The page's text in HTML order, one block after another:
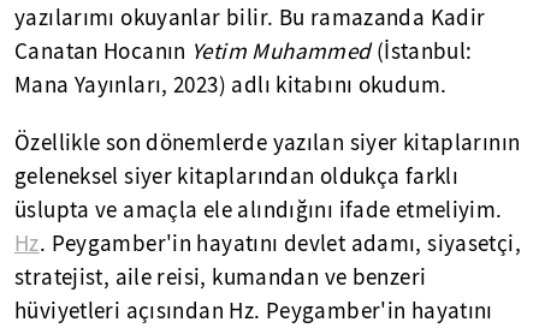
yazılarımı okuyanlar bilir. Bu ramazanda Kadir
Canatan Hocanın Yetim Muhammed(İstanbul:
Mana Yayınları, 2023) adlı kitabını okudum.
Özellikle son dönemlerde yazılan siyer kitaplarının
geleneksel siyer kitaplarından oldukça farklı
üslupta ve amaçla ele alındığını ifade etmeliyim.
Hz. Peygamber'in hayatını devlet adamı, siyasetçi,
stratejist, aile reisi, kumandan ve benzeri
hüviyetleri açısından Hz. Peygamber'in hayatını